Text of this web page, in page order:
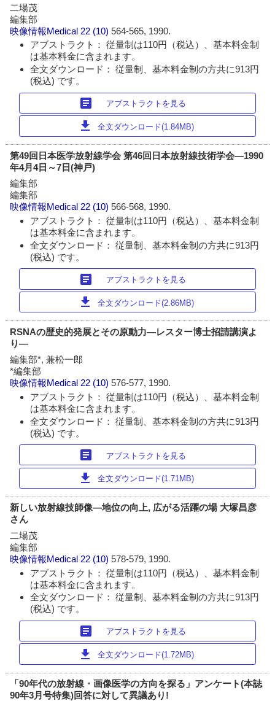
二場茂
編集部
映像情報Medical 22 (10)564-565, 1990.
アブストラクト： 従量制は110円（税込）、基本料金制
は基本料金に含まれます。
全文ダウンロード： 従量制、基本料金制の方共に913円
(税込) です。
article アブストラクトを見る
download 全文ダウンロード(1.84MB)
第49回日本医学放射線学会 第46回日本放射線技術学会―1990
年4月4日～7日(神戸)
編集部
編集部
映像情報Medical 22 (10)566-568, 1990.
アブストラクト： 従量制は110円（税込）、基本料金制
は基本料金に含まれます。
全文ダウンロード： 従量制、基本料金制の方共に913円
(税込) です。
article アブストラクトを見る
download 全文ダウンロード(2.86MB)
RSNAの歴史的発展とその原動力―レスター博士招請講演よ
り―
編集部*, 兼松一郎
*編集部
映像情報Medical 22 (10)576-577, 1990.
アブストラクト： 従量制は110円（税込）、基本料金制
は基本料金に含まれます。
全文ダウンロード： 従量制、基本料金制の方共に913円
(税込) です。
article アブストラクトを見る
download 全文ダウンロード(1.71MB)
新しい放射線技師像―地位の向上, 広がる活躍の場 大塚昌彦
さん
二場茂
編集部
映像情報Medical 22 (10)578-579, 1990.
アブストラクト： 従量制は110円（税込）、基本料金制
は基本料金に含まれます。
全文ダウンロード： 従量制、基本料金制の方共に913円
(税込) です。
article アブストラクトを見る
download 全文ダウンロード(1.72MB)
「90年代の放射線・画像医学の方向を探る」アンケート(本誌
90年3月号特集)回答に対して異議あり!